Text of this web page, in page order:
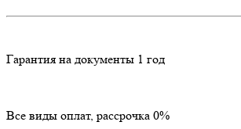
Гарантия на документы 1 год
Все виды оплат, рассрочка 0%